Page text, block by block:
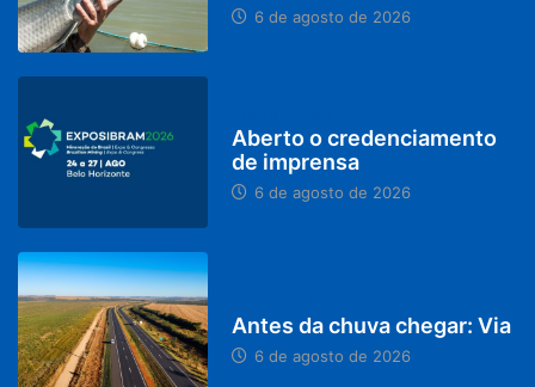
6 de agosto de 2026
Aberto o credenciamento
de imprensa
6 de agosto de 2026
Antes da chuva chegar: Via
6 de agosto de 2026